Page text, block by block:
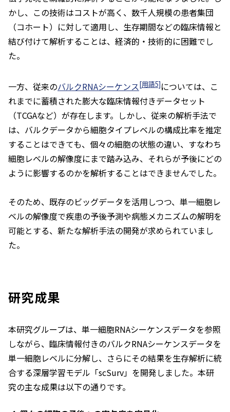
かし、この技術はコストが高く、数千人規模の患者集団
（コホート）に対して適用し、生存期間などの臨床情報と
結び付けて解析することは、経済的・技術的に困難でし
た。
一方、従来のバルクRNAシーケンス[用語5]については、こ
れまでに蓄積された膨大な臨床情報付きデータセット
（TCGAなど）が存在します。しかし、従来の解析手法で
は、バルクデータから細胞タイプレベルの構成比率を推定
することはできても、個々の細胞の状態の違い、すなわち
細胞レベルの解像度にまで踏み込み、それらが予後にどの
ように影響するのかを解析することはできませんでした。
そのため、既存のビッグデータを活用しつつ、単一細胞レ
ベルの解像度で疾患の予後予測や病態メカニズムの解明を
可能とする、新たな解析手法の開発が求められていまし
た。
研究成果
本研究グループは、単一細胞RNAシーケンスデータを参照
しながら、臨床情報付きのバルクRNAシーケンスデータを
単一細胞レベルに分解し、さらにその結果を生存解析に統
合する深層学習モデル「scSurv」を開発しました。本研
究の主な成果は以下の通りです。